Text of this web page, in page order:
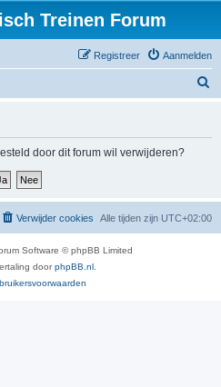
Treinen Forum
Aanmelden
Registreer
door dit forum wil verwijderen?
Alle tijden zijn UTC+02:00
Verwijder cookies
Software © phpBB Limited
doorphpBB.nl